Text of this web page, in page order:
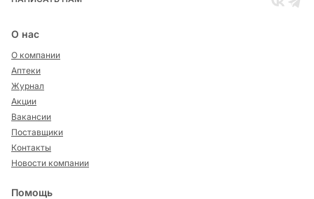
О нас
О компании
Аптеки
Журнал
Акции
Вакансии
Поставщики
Контакты
Новости компании
Помощь